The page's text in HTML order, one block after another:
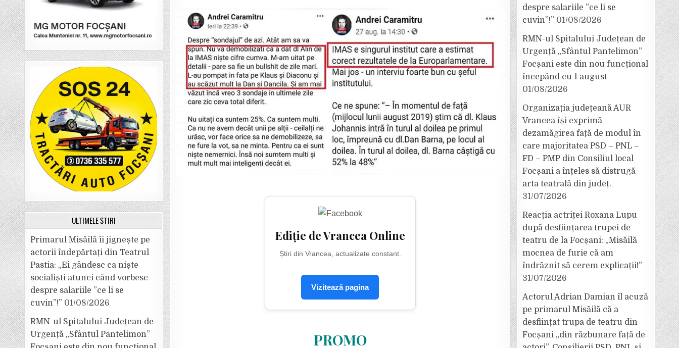
MOMENTUL
PREZENT.
Ediție de Vrancea Online
Știri din Vrancea, actualizate constant.
Vizitează pagina
PROMO
ULTIMELE ȘTIRI
Primarul Misăilă îi jignește pe
actorii îndepărtați din Teatrul
Pastia: „Ei gândesc ca niște
socialiști atunci când vorbesc
despre salariile ”ce li se
cuvin”!” 01/08/2026
RMN-ul Spitalului Județean de
Urgență „Sfântul Pantelimon”
despre salariile ”ce li se
cuvin”!” 01/08/2026
RMN-ul Spitalului Județean de
Urgență „Sfântul Pantelimon”
Focșani este din nou funcțional
începând cu 1 august
01/08/2026
Organizația județeană AUR
Vrancea își exprimă
dezamăgirea față de modul în
care majoritatea PSD – PNL –
FD – PMP din Consiliul local
Focșani a înțeles să distrugă
arta teatrală din județ.
31/07/2026
Reacția actriței Roxana Lupu
după desființarea trupei de
teatru de la Focșani: „Misăilă
mocnea de furie că am
îndrăznit să cerem explicații!”
31/07/2026
Actorul Adrian Damian îl acuză
pe primarul Misăilă că a
desființat trupa de teatru din
Focșani „din răzbunare față de